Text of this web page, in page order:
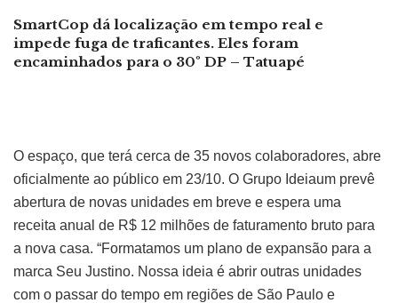
SmartCop dá localização em tempo real e
impede fuga de traficantes. Eles foram
encaminhados para o 30º DP – Tatuapé
O espaço, que terá cerca de 35 novos colaboradores, abre
oficialmente ao público em 23/10. O Grupo Ideiaum prevê
abertura de novas unidades em breve e espera uma
receita anual de R$ 12 milhões de faturamento bruto para
a nova casa. “Formatamos um plano de expansão para a
marca Seu Justino. Nossa ideia é abrir outras unidades
com o passar do tempo em regiões de São Paulo e